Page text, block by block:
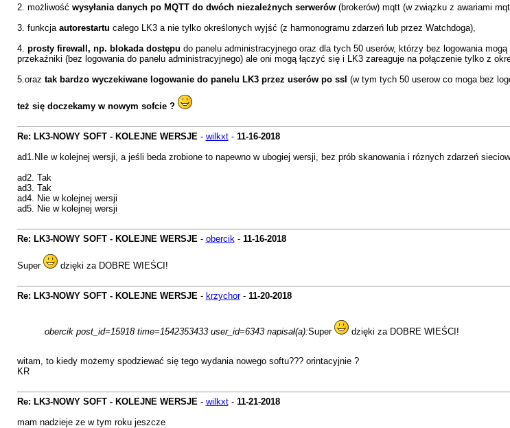
2. możliwość wysyłania danych po MQTT do dwóch niezależnych serwerów(brokerów) mqtt (w związku z awariami
3. funkcja autorestartu całego LK3 a nie tylko określonych wyjść (z harmonogramu zdarzeń lub przez Watchdoga),
4. prosty firewall, np. blokada dostępu do panelu administracyjnego oraz dla tych 50 userów, którzy bez logowania
przekaźniki (bez logowania do panelu administracyjnego) ale oni mogą łączyć się i LK3 zareaguje na połączenie tylko z
5.oraz tak bardzo wyczekiwane logowanie do panelu LK3 przez userów po ssl (w tym tych 50 userow co moga bez
też się doczekamy w nowym sofcie ?
Re: LK3-NOWY SOFT - KOLEJNE WERSJE- wilkxt- 11-16-2018
ad1.NIe w kolejnej wersji, a jeśli beda zrobione to napewno w ubogiej wersji, bez prób skanowania i róznych zdarzeń
ad2. Tak
ad3. Tak
ad4. Nie w kolejnej wersji
ad5. Nie w kolejnej wersji
Re: LK3-NOWY SOFT - KOLEJNE WERSJE- obercik- 11-16-2018
Super dzięki za DOBRE WIEŚCI!
Re: LK3-NOWY SOFT - KOLEJNE WERSJE- krzychor- 11-20-2018
obercik post_id=15918 time=1542353433 user_id=6343 napisał(a):Super dzięki za DOBRE WIEŚCI!
witam, to kiedy możemy spodziewać się tego wydania nowego softu??? orintacyjnie ?
KR
Re: LK3-NOWY SOFT - KOLEJNE WERSJE- wilkxt- 11-21-2018
mam nadzieje ze w tym roku jeszcze